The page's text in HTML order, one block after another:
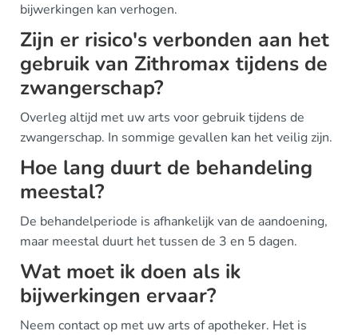
bijwerkingen kan verhogen.
Zijn er risico's verbonden aan het
gebruik van Zithromax tijdens de
zwangerschap?
Overleg altijd met uw arts voor gebruik tijdens de
zwangerschap. In sommige gevallen kan het veilig zijn.
Hoe lang duurt de behandeling
meestal?
De behandelperiode is afhankelijk van de aandoening,
maar meestal duurt het tussen de 3 en 5 dagen.
Wat moet ik doen als ik
bijwerkingen ervaar?
Neem contact op met uw arts of apotheker. Het is